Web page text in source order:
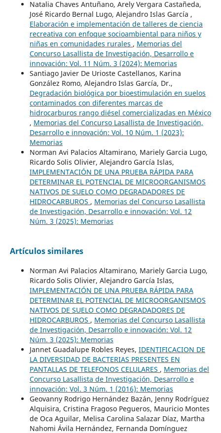
Natalia Chaves Antuñano, Arely Vergara Castañeda,
José Ricardo Bernal Lugo, Alejandro Islas García ,
Elaboración e implementación de talleres de ciencia
recreativa con enfoque socioambiental para niños y
niñas en comunidades rurales , Memorias del
Concurso Lasallista de Investigación, Desarrollo e
innovación: Vol. 11 Núm. 3 (2024): Memorias
Santiago Javier De Urioste Castellanos, Karina
González Romo, Alejandro Islas García, Dr.,
Degradación biológica por bioestimulación en suelos
contaminados con diferentes marcas de
hidrocarburos rango diésel comercializadas en México
, Memorias del Concurso Lasallista de Investigación,
Desarrollo e innovación: Vol. 10 Núm. 1 (2023):
Memorias
Norman Avi Palacios Altamirano, Mariely Garcia Lugo,
Ricardo Solis Olivier, Alejandro García Islas,
IMPLEMENTACIÓN DE UNA PRUEBA RÁPIDA PARA
DETERMINAR EL POTENCIAL DE MICROORGANISMOS
NATIVOS DE SUELO COMO DEGRADADORES DE
HIDROCARBUROS , Memorias del Concurso Lasallista
de Investigación, Desarrollo e innovación: Vol. 12
Núm. 3 (2025): Memorias
Artículos similares
Norman Avi Palacios Altamirano, Mariely Garcia Lugo,
Ricardo Solis Olivier, Alejandro García Islas,
IMPLEMENTACIÓN DE UNA PRUEBA RÁPIDA PARA
DETERMINAR EL POTENCIAL DE MICROORGANISMOS
NATIVOS DE SUELO COMO DEGRADADORES DE
HIDROCARBUROS , Memorias del Concurso Lasallista
de Investigación, Desarrollo e innovación: Vol. 12
Núm. 3 (2025): Memorias
Jannet Guadalupe Robles Reyes, IDENTIFICACION DE
LA DIVERSIDAD DE BACTERIAS PRESENTES EN
PANTALLAS DE TELEFONOS CELULARES , Memorias del
Concurso Lasallista de Investigación, Desarrollo e
innovación: Vol. 3 Núm. 1 (2016): Memorias
Geovanny Rodrigo Hernández Bazán, Jenny Rodríguez
Alquisira, Cristina Fragoso Pegueros, Mauricio Montes
de Oca Aguilar, Melisa Carolina Salazar Díaz, Martha
Nahomi Ávila Hernández, Fernanda Domínguez